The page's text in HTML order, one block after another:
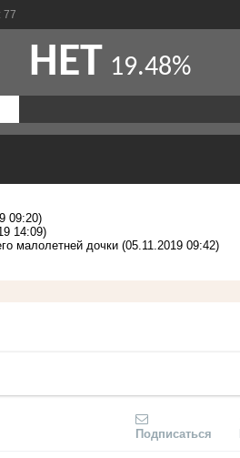
09:20)
14:09)
малолетней дочки (05.11.2019 09:42)
Подписаться